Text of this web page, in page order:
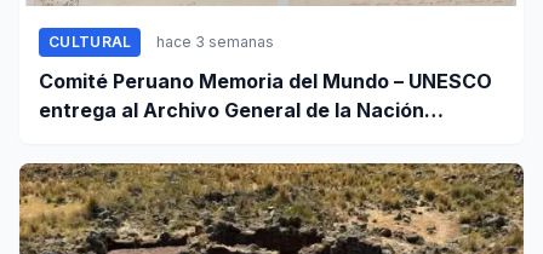
CULTURAL hace 3 semanas
Comité Peruano Memoria del Mundo – UNESCO
entrega al Archivo General de la Nación
documentales